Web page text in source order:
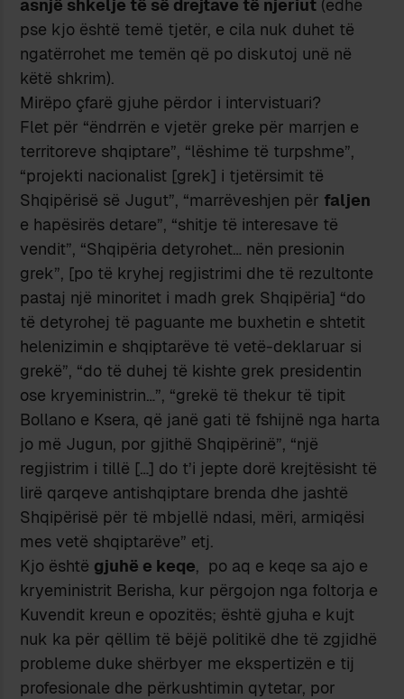
asnjë shkelje të së drejtave të njeriut (edhe
pse kjo është temë tjetër, e cila nuk duhet të
ngatërrohet me temën që po diskutoj unë në
këtë shkrim).
Mirëpo çfarë gjuhe përdor i intervistuari?
Flet për “ëndrrën e vjetër greke për marrjen e
territoreve shqiptare”, “lëshime të turpshme”,
“projekti nacionalist [grek] i tjetërsimit të
Shqipërisë së Jugut”, “marrëveshjen për faljen
e hapësirës detare”, “shitje të interesave të
vendit”, “Shqipëria detyrohet… nën presionin
grek”, [po të kryhej regjistrimi dhe të rezultonte
pastaj një minoritet i madh grek Shqipëria] “do
të detyrohej të paguante me buxhetin e shtetit
helenizimin e shqiptarëve të vetë-deklaruar si
grekë”, “do të duhej të kishte grek presidentin
ose kryeministrin…”, “grekë të thekur të tipit
Bollano e Ksera, që janë gati të fshijnë nga harta
jo më Jugun, por gjithë Shqipërinë”, “një
regjistrim i tillë […] do t’i jepte dorë krejtësisht të
lirë qarqeve antishqiptare brenda dhe jashtë
Shqipërisë për të mbjellë ndasi, mëri, armiqësi
mes vetë shqiptarëve” etj.
Kjo është gjuhë e keqe, po aq e keqe sa ajo e
kryeministrit Berisha, kur përgojon nga foltorja e
Kuvendit kreun e opozitës; është gjuha e kujt
nuk ka për qëllim të bëjë politikë dhe të zgjidhë
probleme duke shërbyer me ekspertizën e tij
profesionale dhe përkushtimin qytetar, por